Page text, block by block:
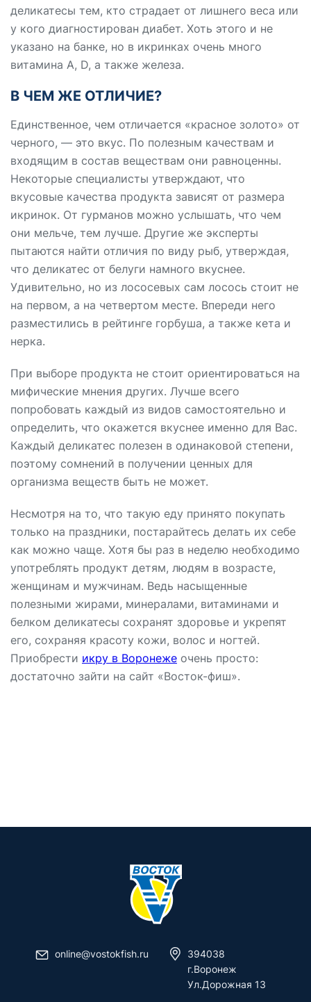
деликатесы тем, кто страдает от лишнего веса или
у кого диагностирован диабет. Хоть этого и не
указано на банке, но в икринках очень много
витамина A, D, а также железа.
В ЧЕМ ЖЕ ОТЛИЧИЕ?
Единственное, чем отличается «красное золото» от
черного, — это вкус. По полезным качествам и
входящим в состав веществам они равноценны.
Некоторые специалисты утверждают, что
вкусовые качества продукта зависят от размера
икринок. От гурманов можно услышать, что чем
они мельче, тем лучше. Другие же эксперты
пытаются найти отличия по виду рыб, утверждая,
что деликатес от белуги намного вкуснее.
Удивительно, но из лососевых сам лосось стоит не
на первом, а на четвертом месте. Впереди него
разместились в рейтинге горбуша, а также кета и
нерка.
При выборе продукта не стоит ориентироваться на
мифические мнения других. Лучше всего
попробовать каждый из видов самостоятельно и
определить, что окажется вкуснее именно для Вас.
Каждый деликатес полезен в одинаковой степени,
поэтому сомнений в получении ценных для
организма веществ быть не может.
Несмотря на то, что такую еду принято покупать
только на праздники, постарайтесь делать их себе
как можно чаще. Хотя бы раз в неделю необходимо
употреблять продукт детям, людям в возрасте,
женщинам и мужчинам. Ведь насыщенные
полезными жирами, минералами, витаминами и
белком деликатесы сохранят здоровье и укрепят
его, сохраняя красоту кожи, волос и ногтей.
Приобрести икру в Воронеже очень просто:
достаточно зайти на сайт «Восток-фиш».
online@vostokfish.ru
394038
г.Воронеж
Ул.Дорожная 13